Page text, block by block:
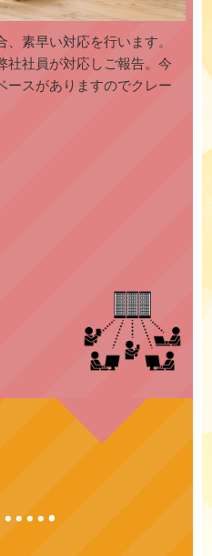
素早い対応を行います。
社社員が対応しご報告。今
ースがありますのでクレー